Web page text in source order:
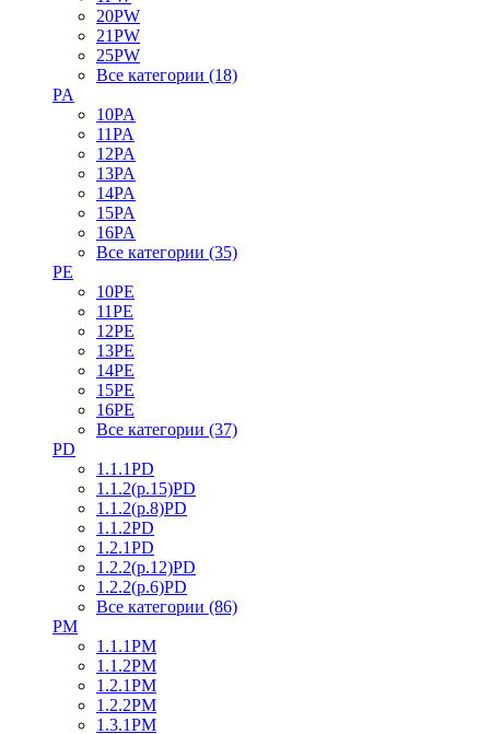
20PW
21PW
25PW
Все категории (18)
PA
10PA
11PA
12PA
13PA
14PA
15PA
16PA
Все категории (35)
PE
10PE
11PE
12PE
13PE
14PE
15PE
16PE
Все категории (37)
PD
1.1.1PD
1.1.2(р.15)PD
1.1.2(р.8)PD
1.1.2PD
1.2.1PD
1.2.2(р.12)PD
1.2.2(р.6)PD
Все категории (86)
PM
1.1.1PM
1.1.2PM
1.2.1PM
1.2.2PM
1.3.1PM